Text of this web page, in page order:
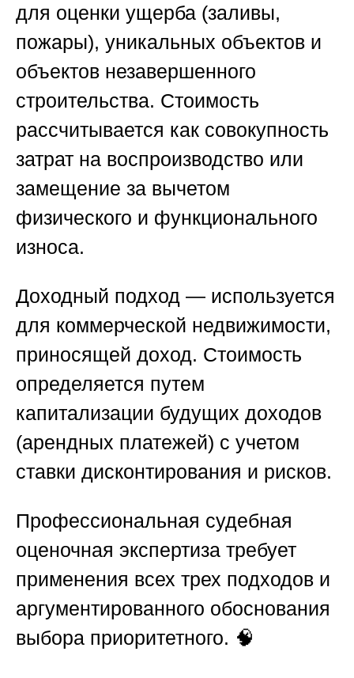
для оценки ущерба (заливы,
пожары), уникальных объектов и
объектов незавершенного
строительства. Стоимость
рассчитывается как совокупность
затрат на воспроизводство или
замещение за вычетом
физического и функционального
износа.
Доходный подход — используется
для коммерческой недвижимости,
приносящей доход. Стоимость
определяется путем
капитализации будущих доходов
(арендных платежей) с учетом
ставки дисконтирования и рисков.
Профессиональная судебная
оценочная экспертиза требует
применения всех трех подходов и
аргументированного обоснования
выбора приоритетного. 🧠